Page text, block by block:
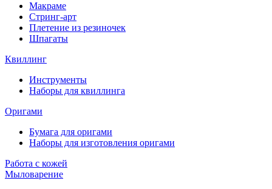
Макраме
Стринг-арт
Плетение из резиночек
Шпагаты
Квиллинг
Инструменты
Наборы для квиллинга
Оригами
Бумага для оригами
Наборы для изготовления оригами
Работа с кожей
Мыловарение